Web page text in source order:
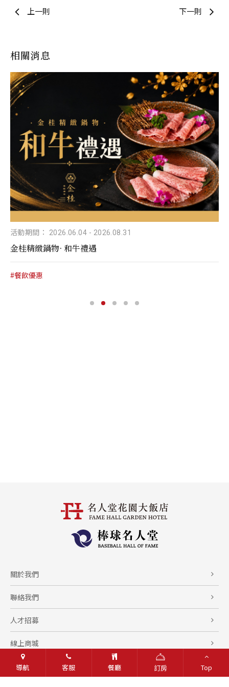
上一則 下一則
相關消息
活動期間： 2026.06.04 - 2026.08.31
金桂精緻鍋物· 和牛禮遇
#餐飲優惠
關於我們
聯絡我們
人才招募
線上商城
隱私權條款
導航 客服 餐廳 訂房 Top